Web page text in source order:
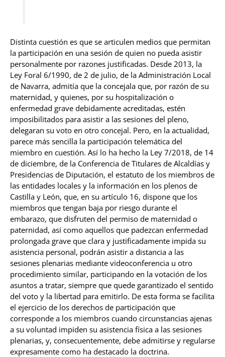
Distinta cuestión es que se articulen medios que permitan
la participación en una sesión de quien no pueda asistir
personalmente por razones justificadas. Desde 2013, la
Ley Foral 6/1990, de 2 de julio, de la Administración Local
de Navarra, admitía que la concejala que, por razón de su
maternidad, y quienes, por su hospitalización o
enfermedad grave debidamente acreditadas, estén
imposibilitados para asistir a las sesiones del pleno,
delegaran su voto en otro concejal. Pero, en la actualidad,
parece más sencilla la participación telemática del
miembro en cuestión. Así lo ha hecho la Ley 7/2018, de 14
de diciembre, de la Conferencia de Titulares de Alcaldías y
Presidencias de Diputación, el estatuto de los miembros de
las entidades locales y la información en los plenos de
Castilla y León, que, en su artículo 16, dispone que los
miembros que tengan baja por riesgo durante el
embarazo, que disfruten del permiso de maternidad o
paternidad, así como aquellos que padezcan enfermedad
prolongada grave que clara y justificadamente impida su
asistencia personal, podrán asistir a distancia a las
sesiones plenarias mediante videoconferencia u otro
procedimiento similar, participando en la votación de los
asuntos a tratar, siempre que quede garantizado el sentido
del voto y la libertad para emitirlo. De esta forma se facilita
el ejercicio de los derechos de participación que
corresponde a los miembros cuando circunstancias ajenas
a su voluntad impiden su asistencia física a las sesiones
plenarias, y, consecuentemente, debe admitirse y regularse
expresamente como ha destacado la doctrina.